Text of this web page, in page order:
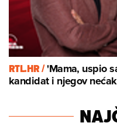
RTL.HR /'Mama, uspio
kandidat i njegov